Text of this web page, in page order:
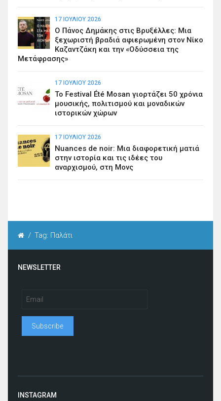
17 ΙΟΥΛΊΟΥ 2026
Ο Πάνος Δημάκης στις Βρυξέλλες: Μια
ξεχωριστή βραδιά αφιερωμένη στον Νίκο
Καζαντζάκη και την «Οδύσσεια της
Μετάφρασης»
17 ΙΟΥΛΊΟΥ 2026
Το Festival Été Mosan γιορτάζει 50 χρόνια
μουσικής, πολιτισμού και μοναδικών
ιστορικών χώρων
17 ΙΟΥΛΊΟΥ 2026
Nuances de noir: Μια διαφορετική ματιά
στην ιστορία και τις ιδέες του
αναρχισμού, στη Μονς
/ Tag: Παλάτι
NEWSLETTER
INSTAGRAM